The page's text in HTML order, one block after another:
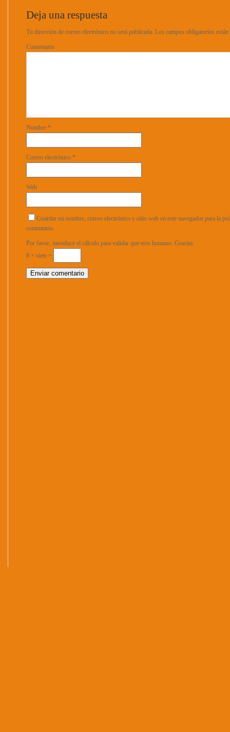
Deja una respuesta
Tu dirección de correo electrónico no será publicada. Los campos obligatorios
Comentario
Nombre *
Correo electrónico *
Web
Guardar mi nombre, correo electrónico y sitio web en este navegador para la
comentario.
Por favor, introduce el cálculo para validar que eres humano. Gracias.
8 × siete =